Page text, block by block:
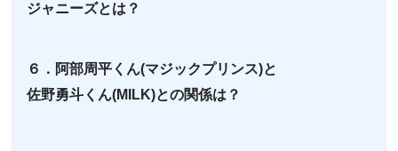
ジャニーズとは？
６．阿部周平くん(マジックプリンス)と
佐野勇斗くん(MILK)との関係は？